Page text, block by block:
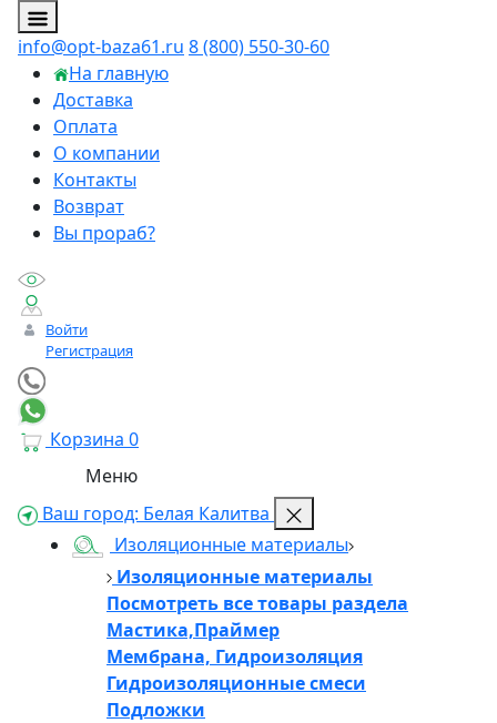
info@opt-baza61.ru 8 (800) 550-30-60
На главную
Доставка
Оплата
О компании
Контакты
Возврат
Вы прораб?
Войти
Регистрация
Корзина 0
Меню
Ваш город: Белая Калитва
Изоляционные материалы
Изоляционные материалы
Посмотреть все товары раздела
Мастика,Праймер
Мембрана, Гидроизоляция
Гидроизоляционные смеси
Подложки